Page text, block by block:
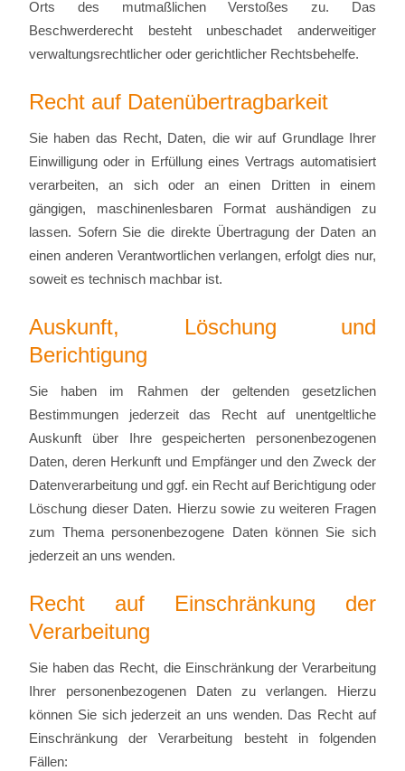
Orts des mutmaßlichen Verstoßes zu. Das
Beschwerderecht besteht unbeschadet anderweitiger
verwaltungsrechtlicher oder gerichtlicher Rechtsbehelfe.
Recht auf Daten­übertrag­barkeit
Sie haben das Recht, Daten, die wir auf Grundlage Ihrer
Einwilligung oder in Erfüllung eines Vertrags automatisiert
verarbeiten, an sich oder an einen Dritten in einem
gängigen, maschinenlesbaren Format aushändigen zu
lassen. Sofern Sie die direkte Übertragung der Daten an
einen anderen Verantwortlichen verlangen, erfolgt dies nur,
soweit es technisch machbar ist.
Auskunft, Löschung und
Berichtigung
Sie haben im Rahmen der geltenden gesetzlichen
Bestimmungen jederzeit das Recht auf unentgeltliche
Auskunft über Ihre gespeicherten personenbezogenen
Daten, deren Herkunft und Empfänger und den Zweck der
Datenverarbeitung und ggf. ein Recht auf Berichtigung oder
Löschung dieser Daten. Hierzu sowie zu weiteren Fragen
zum Thema personenbezogene Daten können Sie sich
jederzeit an uns wenden.
Recht auf Einschränkung der
Verarbeitung
Sie haben das Recht, die Einschränkung der Verarbeitung
Ihrer personenbezogenen Daten zu verlangen. Hierzu
können Sie sich jederzeit an uns wenden. Das Recht auf
Einschränkung der Verarbeitung besteht in folgenden
Fällen: